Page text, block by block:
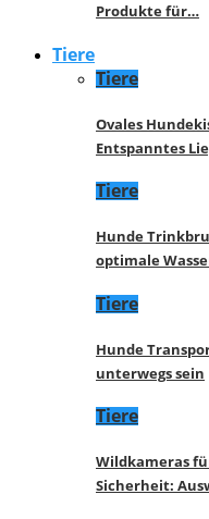
Produkte für…
Tiere
Tiere
Ovales
Entspanntes
Tiere
Hunde
optimale
Tiere
Hunde
unterwegs sein
Tiere
Wildkameras
Sicherheit: